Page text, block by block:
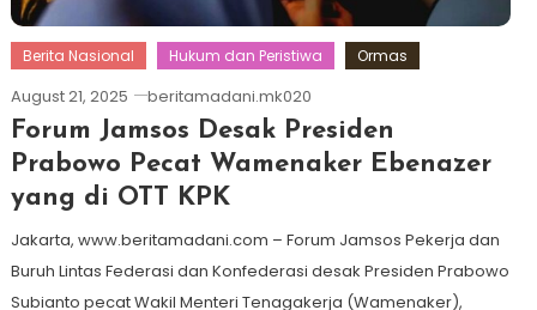
Berita Nasional Hukum dan Peristiwa Ormas
August 21, 2025 beritamadani.mk020
Forum Jamsos Desak Presiden
Prabowo Pecat Wamenaker Ebenazer
yang di OTT KPK
Jakarta, www.beritamadani.com – Forum Jamsos Pekerja dan
Buruh Lintas Federasi dan Konfederasi desak Presiden Prabowo
Subianto pecat Wakil Menteri Tenagakerja (Wamenaker),